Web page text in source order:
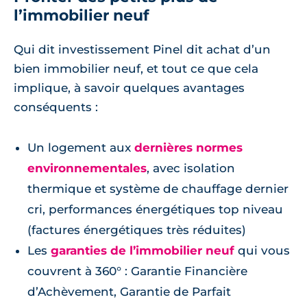
l’immobilier neuf
Qui dit investissement Pinel dit achat d’un
bien immobilier neuf, et tout ce que cela
implique, à savoir quelques avantages
conséquents :
Un logement aux dernières normes
environnementales, avec isolation
thermique et système de chauffage dernier
cri, performances énergétiques top niveau
(factures énergétiques très réduites)
Les garanties de l’immobilier neuf qui vous
couvrent à 360° : Garantie Financière
d’Achèvement, Garantie de Parfait